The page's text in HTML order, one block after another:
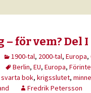
– för vem? Del I
1900-tal, 2000-tal, Europa,
Berlin, EU, Europa,
bok, krigsslutet, minne
Fredrik Petersson